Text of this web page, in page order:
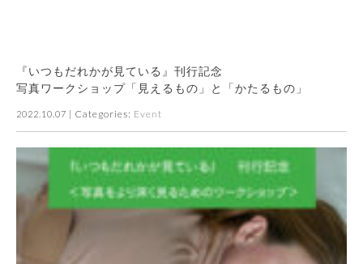
『いつもだれかが見ている』刊行記念
写真ワークショップ「見えるもの」と「かたるもの」
2022.10.07 | Categories: Event